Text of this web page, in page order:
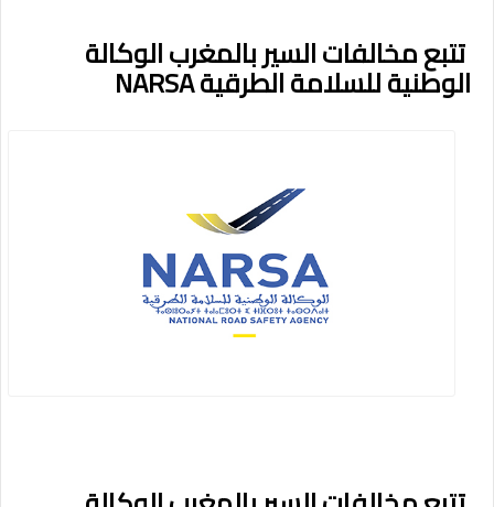
تتبع مخالفات السير بالمغرب الوكالة
الوطنية للسلامة الطرقية NARSA